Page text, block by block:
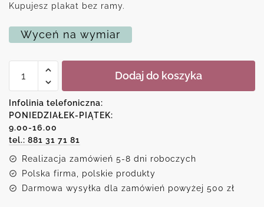
Kupujesz plakat bez ramy.
Wyceń na wymiar
Plakat
Pomarańcze
Dodaj do koszyka
Infolinia telefoniczna:
PONIEDZIAŁEK-PIĄTEK:
9.00-16.00
tel.: 881 31 71 81
Realizacja zamówień 5-8 dni roboczych
Polska firma, polskie produkty
Darmowa wysyłka dla zamówień powyżej 500 zł